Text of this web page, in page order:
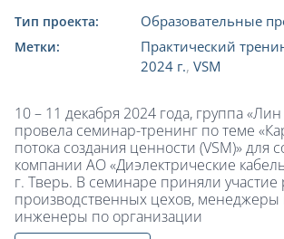
Тип проекта: Образовательные
Метки: Практический
2024 г., VSM
10 – 11 декабря 2024 года, группа
провела семинар-тренинг по теме
потока создания ценности (VSM)» для
компании АО «Диэлектрические
г. Тверь. В семинаре приняли участие
производственных цехов, менеджеры
инженеры по организации